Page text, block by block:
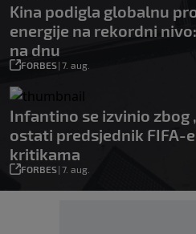
Kina podigla globalnu
energije na rekordni
na dnu
FORBES| 7. aug.
Infantino se izvinio zbog
ostati predsjednik FIFA-
kritikama
FORBES| 7. aug.